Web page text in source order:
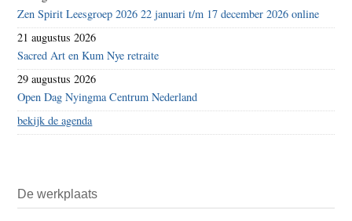
Zen Spirit Leesgroep 2026 22 januari t/m 17 december 2026 online
21 augustus 2026
Sacred Art en Kum Nye retraite
29 augustus 2026
Open Dag Nyingma Centrum Nederland
bekijk de agenda
De werkplaats